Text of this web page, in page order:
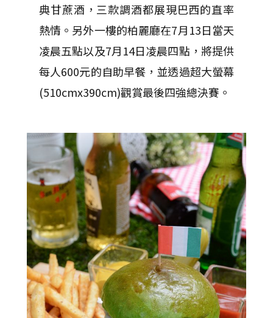
典甘蔗酒，三款調酒都展現巴西的直率
熱情。另外一樓的柏麗廳在7月13日當天
凌晨五點以及7月14日凌晨四點，將提供
每人600元的自助早餐，並透過超大螢幕
(510cmx390cm)觀賞最後四強總決賽。